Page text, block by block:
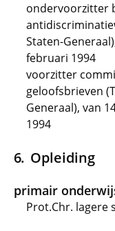
ondervoorzitter
Staten-
februari 1994
voorzitter
geloofsbrieven
Generaal), van
1994
Opleiding
primair
Prot.Chr. lagere